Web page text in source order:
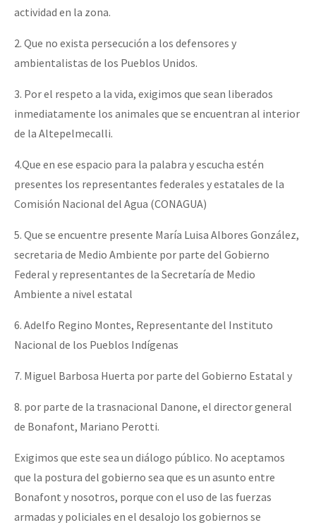
actividad en la zona.
2. Que no exista persecución a los defensores y
ambientalistas de los Pueblos Unidos.
3. Por el respeto a la vida, exigimos que sean liberados
inmediatamente los animales que se encuentran al interior
de la Altepelmecalli.
4.Que en ese espacio para la palabra y escucha estén
presentes los representantes federales y estatales de la
Comisión Nacional del Agua (CONAGUA)
5. Que se encuentre presente María Luisa Albores González,
secretaria de Medio Ambiente por parte del Gobierno
Federal y representantes de la Secretaría de Medio
Ambiente a nivel estatal
6. Adelfo Regino Montes, Representante del Instituto
Nacional de los Pueblos Indígenas
7. Miguel Barbosa Huerta por parte del Gobierno Estatal y
8. por parte de la trasnacional Danone, el director general
de Bonafont, Mariano Perotti.
Exigimos que este sea un diálogo público. No aceptamos
que la postura del gobierno sea que es un asunto entre
Bonafont y nosotros, porque con el uso de las fuerzas
armadas y policiales en el desalojo los gobiernos se